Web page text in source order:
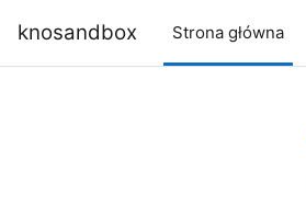
knosandbox Strona główna